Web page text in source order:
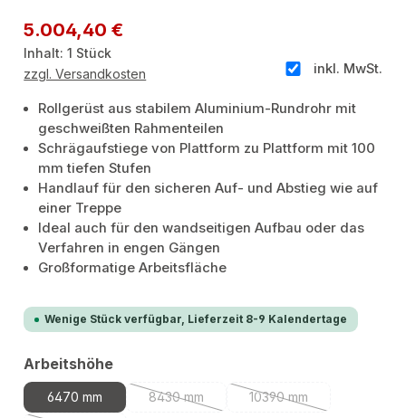
Regulärer Preis:
5.004,40 €
Inhalt:1 Stück
inkl. MwSt.
zzgl. Versandkosten
Rollgerüst aus stabilem Aluminium-Rundrohr mit
geschweißten Rahmenteilen
Schrägaufstiege von Plattform zu Plattform mit 100
mm tiefen Stufen
Handlauf für den sicheren Auf- und Abstieg wie auf
einer Treppe
Ideal auch für den wandseitigen Aufbau oder das
Verfahren in engen Gängen
Großformatige Arbeitsfläche
Wenige Stück verfügbar, Lieferzeit 8-9 Kalendertage
Arbeitshöheauswählen
6470 mm 8430 mm
(Diese Option ist zurzeit nicht verfügbar.)
10390 mm
(Diese Option ist